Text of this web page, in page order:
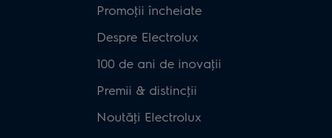
Promoţii încheiate
Despre Electrolux
100 de ani de inovaţii
Premii & distincţii
Noutăţi Electrolux